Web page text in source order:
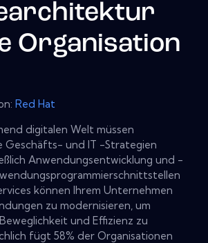
Organisation
Red Hat
digitalen Welt müssen
Geschäfts- und IT -Strategien
Anwendungsentwicklung und -
können Ihrem Unternehmen
zu modernisieren, um
und Effizienz zu
fügt 58% der Organisationen